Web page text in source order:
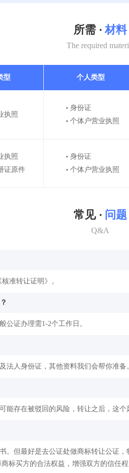
所需 · 材料
The required
型 个人类型
执照
身份证
个体户营业执照
执照
证原件
身份证
个体户营业执照
常见 · 问题
Q&A
准转让证明》。
公证办理需1-2个工作日。
法人身份证，其他资料我们会帮你准备
能存在被驳回的风险，转让之后，这个
。但最好是去公证处做商标转让公证
标买方的合法权益，增强双方的信任程